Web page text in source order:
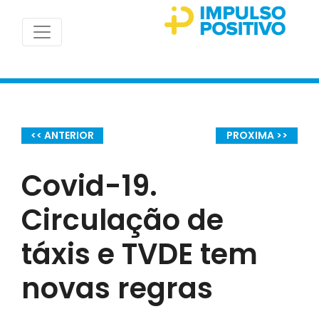
<< ANTERIOR PROXIMA >>
Covid-19.
Circulação de
táxis e TVDE tem
novas regras